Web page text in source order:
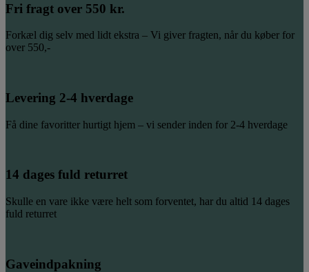
Fri fragt over 550 kr.
Forkæl dig selv med lidt ekstra – Vi giver fragten, når du køber for
over 550,-
Levering 2-4 hverdage
Få dine favoritter hurtigt hjem – vi sender inden for 2-4 hverdage
14 dages fuld returret
Skulle en vare ikke være helt som forventet, har du altid 14 dages
fuld returret
Gaveindpakning